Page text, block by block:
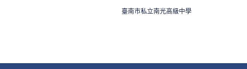
臺南市私立南光高級中學